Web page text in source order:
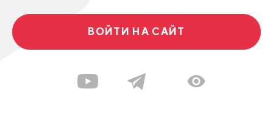
ВОЙТИ НА САЙТ